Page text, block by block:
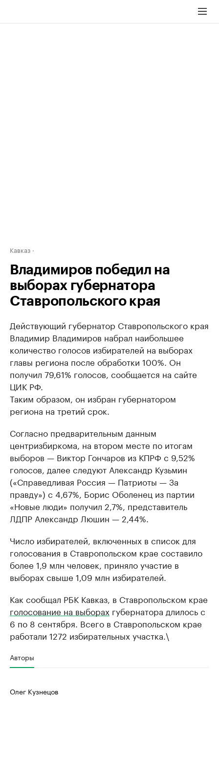
Кавказ
Владимиров победил на
выборах губернатора
Ставропольского края
Действующий губернатор Ставропольского края
Владимир Владимиров набрал наибольшее
количество голосов избирателей на выборах
главы региона после обработки 100%. Он
получил 79,61% голосов, сообщается на сайте
ЦИК РФ.
Таким образом, он избран губернатором
региона на третий срок.
Согласно предварительным данным
центризбиркома, на втором месте по итогам
выборов — Виктор Гончаров из КПРФ с 9,52%
голосов, далее следуют Александр Кузьмин
(«Справедливая Россия — Патриоты — За
правду») с 4,67%, Борис Оболенец из партии
«Новые люди» получил 2,7%, представитель
ЛДПР Александр Люшин — 2,44%.
Число избирателей, включенных в список для
голосования в Ставропольском крае составило
более 1,9 млн человек, приняло участие в
выборах свыше 1,09 млн избирателей.
Как сообщал РБК Кавказ, в Ставропольском крае
голосование на выборах губернатора длилось с
6 по 8 сентября. Всего в Ставропольском крае
работали 1272 избирательных участка.\
Авторы
Олег Кузнецов